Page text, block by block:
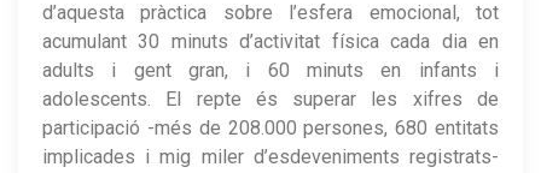
d’aquesta pràctica sobre l’esfera emocional, tot
acumulant 30 minuts d’activitat física cada dia en
adults i gent gran, i 60 minuts en infants i
adolescents. El repte és superar les xifres de
participació -més de 208.000 persones, 680 entitats
implicades i mig miler d’esdeveniments registrats-